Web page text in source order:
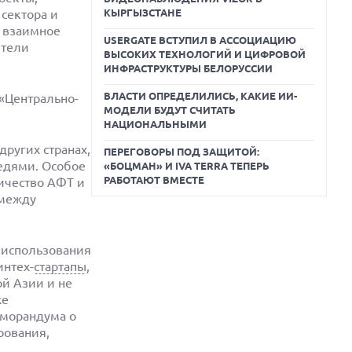
и
взаимное
странах,
Особое
АФТ и
стартапы,
Азии и не
о
КЫРГЫЗСТАНЕ
USERGATE ВСТУПИЛ В АССОЦИАЦИЮ
ВЫСОКИХ ТЕХНОЛОГИЙ И ЦИФРОВОЙ
ИНФРАСТРУКТУРЫ БЕЛОРУССИИ
ВЛАСТИ ОПРЕДЕЛИЛИСЬ, КАКИЕ ИИ-
МОДЕЛИ БУДУТ СЧИТАТЬ
НАЦИОНАЛЬНЫМИ
ПЕРЕГОВОРЫ ПОД ЗАЩИТОЙ:
«БОЦМАН» И IVA TERRA ТЕПЕРЬ
РАБОТАЮТ ВМЕСТЕ